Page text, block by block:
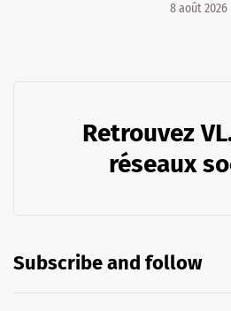
8 août 2026
Retrouvez
réseaux
Subscribe and follow